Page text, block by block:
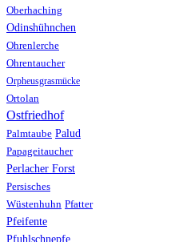
Oberhaching
Odinshühnchen
Ohrenlerche
Ohrentaucher
Orpheusgrasmücke
Ortolan
Ostfriedhof
Palmtaube Palud
Papageitaucher
Perlacher Forst
Persisches
Wüstenhuhn Pfatter
Pfeifente
Pfuhlschnepfe